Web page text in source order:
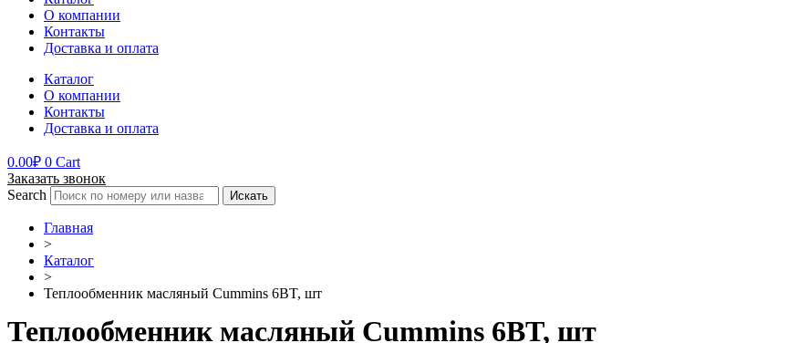
О компании
Контакты
Доставка и оплата
Каталог
О компании
Контакты
Доставка и оплата
0.00₽ 0 Cart
Заказать звонок
Search
Искать
Главная
>
Каталог
>
Теплообменник масляный Cummins 6BT, шт
Теплообменник масляный Cummins 6BT, шт